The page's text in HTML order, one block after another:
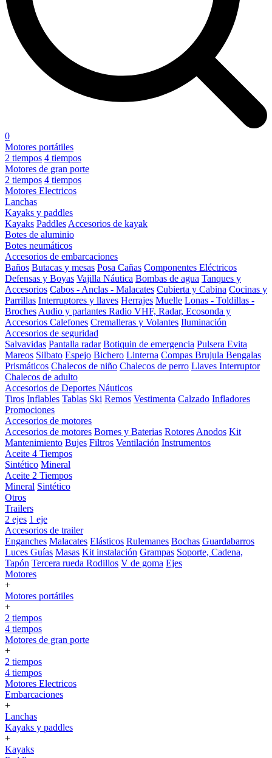
0
Motores portátiles
2 tiempos 4 tiempos
Motores de gran porte
2 tiempos 4 tiempos
Motores Electricos
Lanchas
Kayaks y paddles
Kayaks Paddles Accesorios de kayak
Botes de aluminio
Botes neumáticos
Accesorios de embarcaciones
Baños Butacas y mesas Posa Cañas Componentes Eléctricos
Defensas y Boyas Vajilla Náutica Bombas de agua Tanques y
Accesorios Cabos - Anclas - Malacates Cubierta y Cabina Cocinas y
Parrillas Interruptores y llaves Herrajes Muelle Lonas - Toldillas -
Broches Audio y parlantes Radio VHF, Radar, Ecosonda y
Accesorios Calefones Cremalleras y Volantes Iluminación
Accesorios de seguridad
Salvavidas Pantalla radar Botiquin de emergencia Pulsera Evita
Mareos Silbato Espejo Bichero Linterna Compas Brujula Bengalas
Prismáticos Chalecos de niño Chalecos de perro Llaves Interruptor
Chalecos de adulto
Accesorios de Deportes Náuticos
Tiros Inflables Tablas Ski Remos Vestimenta Calzado Infladores
Promociones
Accesorios de motores
Accesorios de motores Bornes y Baterias Rotores Anodos Kit
Mantenimiento Bujes Filtros Ventilación Instrumentos
Aceite 4 Tiempos
Sintético Mineral
Aceite 2 Tiempos
Mineral Sintético
Otros
Trailers
2 ejes 1 eje
Accesorios de trailer
Enganches Malacates Elásticos Rulemanes Bochas Guardabarros
Luces Guías Masas Kit instalación Grampas Soporte, Cadena,
Tapón Tercera rueda Rodillos V de goma Ejes
Motores
+
Motores portátiles
+
2 tiempos
4 tiempos
Motores de gran porte
+
2 tiempos
4 tiempos
Motores Electricos
Embarcaciones
+
Lanchas
Kayaks y paddles
+
Kayaks